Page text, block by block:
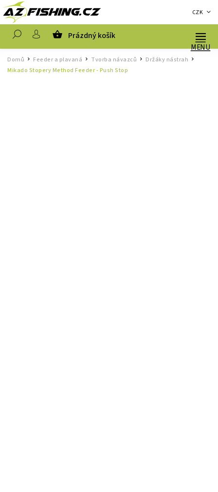
CZK
Prázdný košík
Domů / Feeder a plavaná / Tvorba návazců / Držáky nástrah /
Mikado Stopery Method Feeder - Push Stop